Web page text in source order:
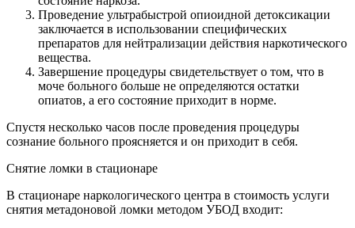
Проведение ультрабыстрой опиоидной детоксикации
заключается в использовании специфических
препаратов для нейтрализации действия наркотического
вещества.
Завершение процедуры свидетельствует о том, что в
моче больного больше не определяются остатки
опиатов, а его состояние приходит в норме.
Спустя несколько часов после проведения процедуры
сознание больного проясняется и он приходит в себя.
Снятие ломки в стационаре
В стационаре наркологического центра в стоимость услуги
снятия метадоновой ломки методом УБОД входит: